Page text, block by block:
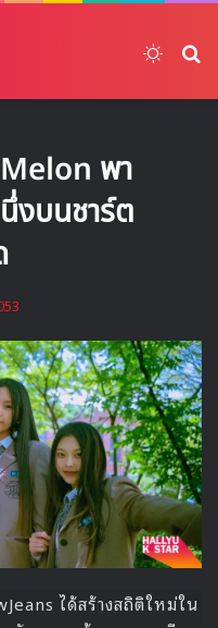
พา
งบนชาร์ต
ได้สร้างสถิติใหม่ใน